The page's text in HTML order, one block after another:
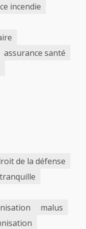
incendie
assurance santé
de la défense
malus